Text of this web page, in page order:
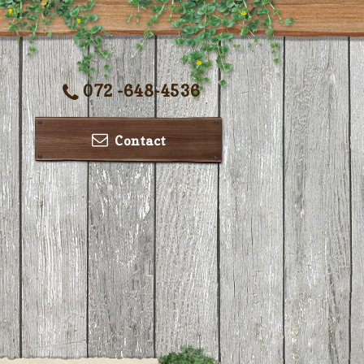
072 -648-4536
Contact